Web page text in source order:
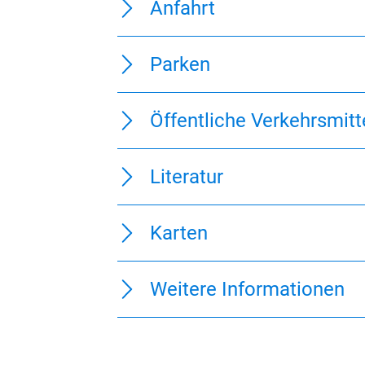
Anfahrt
Parken
Öffentliche
Literatur
Karten
Weitere Informationen